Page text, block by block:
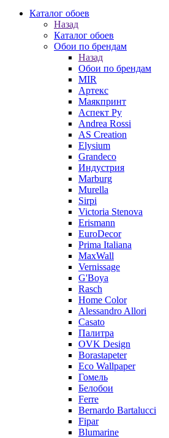
Каталог обоев
Назад
Каталог обоев
Обои по брендам
Назад
Обои по брендам
MIR
Артекс
Маякпринт
Аспект Ру
Andrea Rossi
AS Creation
Elysium
Grandeco
Индустрия
Marburg
Murella
Sirpi
Victoria Stenova
Erismann
EuroDecor
Prima Italiana
MaxWall
Vernissage
G'Boya
Rasch
Home Color
Alessandro Allori
Casato
Палитра
OVK Design
Borastapeter
Eco Wallpaper
Гомель
Белобои
Ferre
Bernardo Bartalucci
Fipar
Blumarine